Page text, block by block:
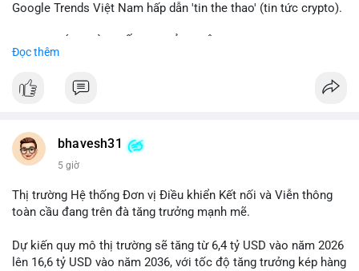
Google Trends Việt Nam hấp dẫn 'tin the thao' (tin tức crypto).
ONDO, CASHCAT. • Chủ đề 'tô thị ty na' (tỷ giá) và 'giao thông'
BTC breakout và lệnh long/short.
định crypto là 'vấn đề lớn' giúp giảm áp lực USD. • Binance hỗ
trợ cổ phiếu Apple/IBM. • Bài đăng hấp dẫn về $HFT, $SKYAI,
💡 NHẬN ĐỊNH & KHUYẾN NGHỊ: Tâm lý thị trường đang phân
coin (PENGU, CASHCAT) và tin cậy từ các dự án lớn (BTC,
SOL). Rủi ro tăng nếu không có thông tin rõ ràng về quy định.
Đọc thêm
bhavesh31
5 giờ
Thị trường Hệ thống Đơn vị Điều khiển Kết nối và Viễn thông
toàn cầu đang trên đà tăng trưởng mạnh mẽ.
Dự kiến quy mô thị trường sẽ tăng từ 6,4 tỷ USD vào năm 2026
lên 16,6 tỷ USD vào năm 2036, với tốc độ tăng trưởng kép hàng